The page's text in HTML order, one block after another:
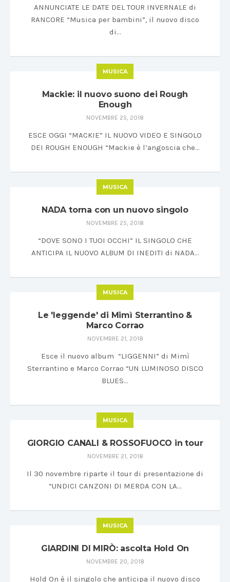
ANNUNCIATE LE DATE DEL TOUR INVERNALE di
RANCORE “Musica per bambini”, il nuovo disco
di…
MUSICA
Mackie: il nuovo suono dei Rough
Enough
NOVEMBRE 25, 2018
ESCE OGGI “MACKIE” IL NUOVO VIDEO E SINGOLO
DEI ROUGH ENOUGH “Mackie è l’angoscia che…
MUSICA
NADA torna con un nuovo singolo
NOVEMBRE 25, 2018
“DOVE SONO I TUOI OCCHI” IL SINGOLO CHE
ANTICIPA IL NUOVO ALBUM DI INEDITI di NADA…
MUSICA
Le 'leggende' di Mimì Sterrantino &
Marco Corrao
NOVEMBRE 21, 2018
Esce il nuovo album “LIGGENNI” di Mimì
Sterrantino e Marco Corrao “UN LUMINOSO DISCO
BLUES…
MUSICA
GIORGIO CANALI & ROSSOFUOCO in tour
NOVEMBRE 21, 2018
Il 30 novembre riparte il tour di presentazione di
“UNDICI CANZONI DI MERDA CON LA…
MUSICA
GIARDINI DI MIRÒ: ascolta Hold On
NOVEMBRE 20, 2018
Hold On è il singolo che anticipa il nuovo disco